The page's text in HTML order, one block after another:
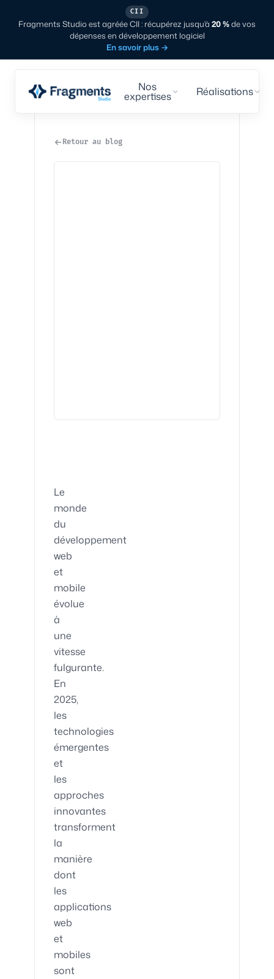
CII
Fragments Studio est agréée CII : récupérez jusqu'à 20 %de vos
dépenses en développement logiciel
En savoir plus →
Nos
expertises Réalisations
Retour au blog
Le
monde
du
développement
web
et
mobile
évolue
à
une
vitesse
fulgurante.
En
2025,
les
technologies
émergentes
et
les
approches
innovantes
transforment
la
manière
dont
les
applications
web
et
mobiles
sont